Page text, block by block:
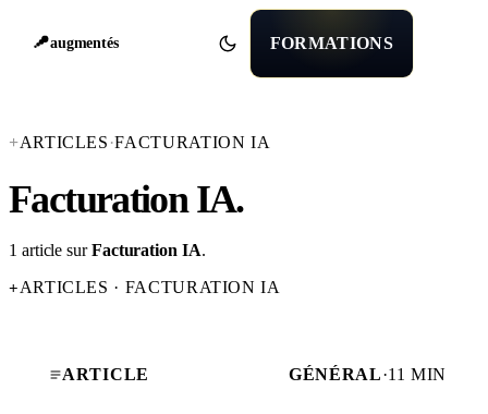
augmentés FORMATIONS
+ARTICLES ·FACTURATION IA
Facturation IA.
1 article surFacturation IA.
+ARTICLES · FACTURATION IA
ARTICLE GÉNÉRAL·11 MIN